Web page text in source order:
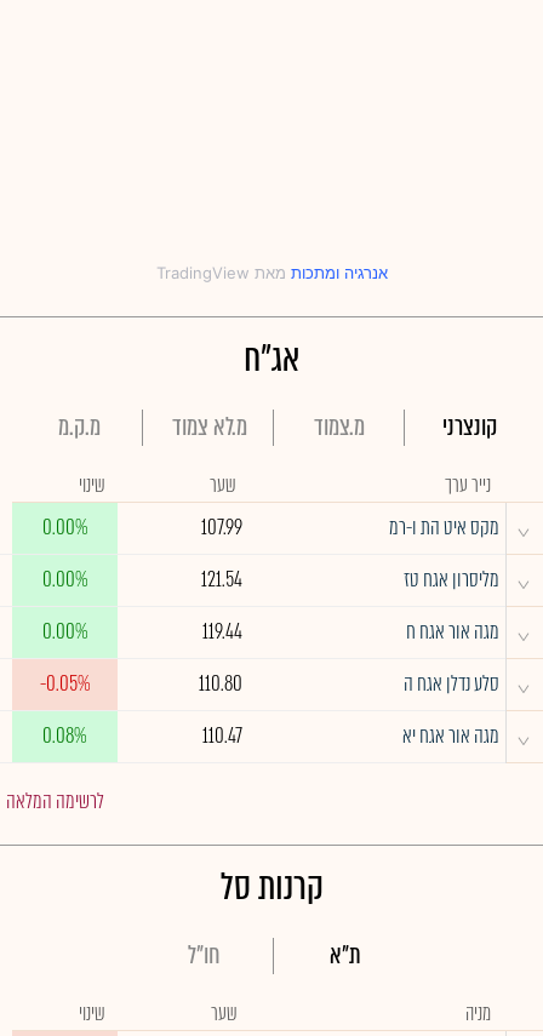
אנרגיה ‎ו‎ מתכות
אג"ח
קונצרני מ.צמוד מ.לא צמוד מ.ק.מ
נייר ערך שער שינוי
^ מקס איט הת ו-רמ 107.99
0.00%
^ מליסרון אגח טז 121.54
0.00%
^ מגה אור אגח ח 119.44
0.00%
^ סלע נדלן אגח ה 110.80
-0.05%
^ מגה אור אגח יא 110.47
0.08%
לרשימה המלאה
קרנות סל
ת"א חו"ל
מניה שער שינוי